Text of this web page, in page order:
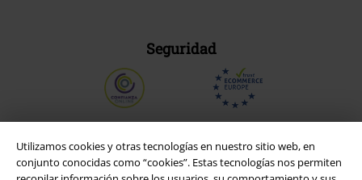
Utilizamos cookies y otras tecnologías en nuestro sitio web, en
conjunto conocidas como “cookies”. Estas tecnologías nos permiten
Seguridad